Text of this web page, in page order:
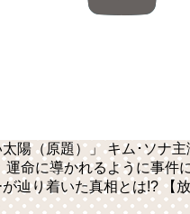
陽（原題）」 キム･ソナ
運命に導かれるように事件
が辿り着いた真相とは!? 【